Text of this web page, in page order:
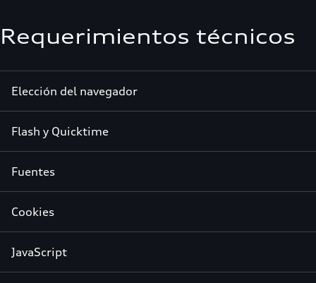
Requerimientos técnicos
Elección del navegador
Flash y Quicktime
Fuentes
Cookies
JavaScript